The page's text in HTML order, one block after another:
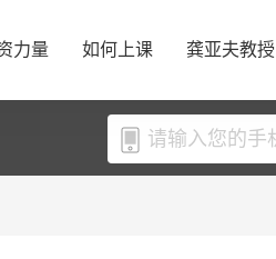
力量 如何上课 龚亚夫教授